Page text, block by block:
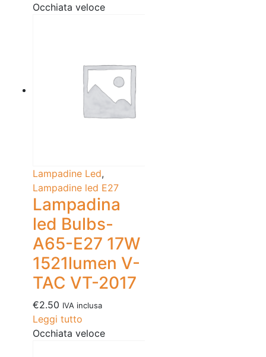
Occhiata veloce
Lampadine Led,
Lampadine led E27
Lampadina
led Bulbs-
A65-E27 17W
1521lumen V-
TAC VT-2017
€2.50 IVA inclusa
Leggi tutto
Occhiata veloce